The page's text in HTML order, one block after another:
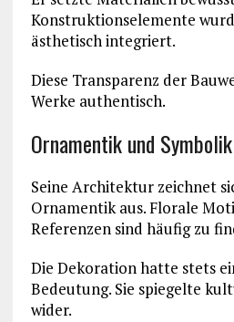
Konstruktionselemente
ästhetisch integriert.
Diese Transparenz der
Werke authentisch.
Ornamentik und Symbolik
Seine Architektur zeichnet
Ornamentik aus. Florale
Referenzen sind häufig zu
Die Dekoration hatte stets
Bedeutung. Sie spiegelte
wider.